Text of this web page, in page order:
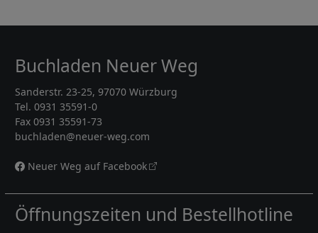
Buchladen Neuer Weg
Sanderstr. 23-25, 97070 Würzburg
Tel. 0931 35591-0
Fax 0931 35591-73
buchladen@neuer-weg.com
Neuer Weg auf Facebook
Öffnungszeiten und Bestellhotline